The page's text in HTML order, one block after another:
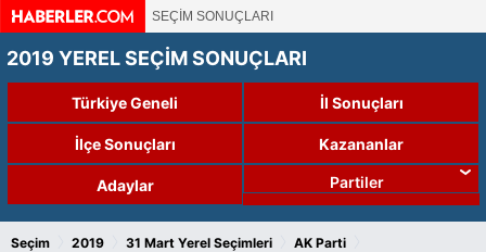
SEÇİM SONUÇLARI
2019 YEREL SEÇİM SONUÇLARI
Türkiye Geneli İl Sonuçları
İlçe Sonuçları Kazananlar
Adaylar Partiler
Seçim 2019 31 Mart Yerel Seçimleri AK Parti